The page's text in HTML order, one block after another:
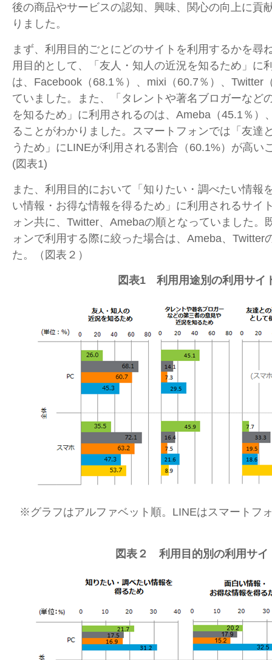
後の商品やサービスの認知、興味、関心の向上に貢
りました。
まず、利用目的ごとにどのサイトを利用するかを尋
用目的として、「友人・知人の近況を知るため」に
は、Facebook（68.1％）、mixi（60.7％）、Twitter
ていました。また、「タレントや著名ブロガーなど
を知るため」に利用されるのは、Ameba（45.1％）
ることがわかりました。スマートフォンでは「友達
うため」にLINEが利用される割合（60.1%）が高い
(図表1)
また、利用目的において「知りたい・調べたい情報
い情報・お得な情報を得るため」に利用されるサイ
ォン共に、Twitter、Amebaの順となっていました。
ォンで利用する際に絞った場合は、Ameba、Twitter
た。（図表２）
図表1 利用用途別の利用サイ
※グラフはアルファベット順。LINEはスマートフ
図表２ 利用目的別の利用サイ